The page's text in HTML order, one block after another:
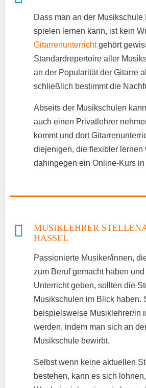
Dass man an der Musikschule
spielen lernen kann, ist kein
Gitarrenunterrichtgehört
Standardrepertoire aller
an der Popularität der Gitarre
schließlich bestimmt die
Abseits der Musikschulen
auch einen Privatlehrer
kommt und dort
diejenigen, die flexibler lernen
dahingegen ein Online-Kurs
MUSIKLEHRER
HASSEL
Passionierte Musiker/innen,
zum Beruf gemacht haben
Unterricht geben, sollten die
Musikschulen im Blick haben.
beispielsweise Musiklehrer/in
werden, indem man sich an
Musikschule bewirbt.
Selbst wenn keine aktuellen
bestehen, kann es sich